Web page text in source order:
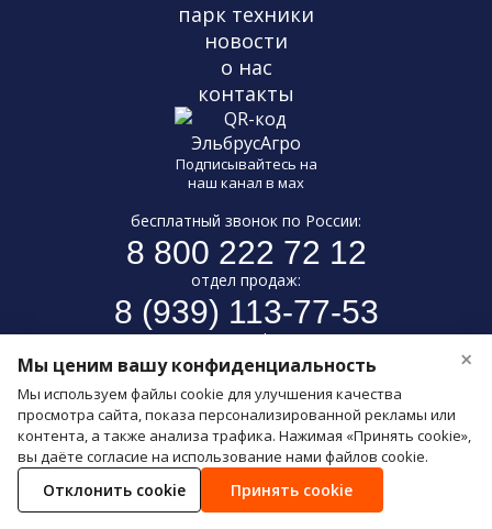
парк техники
новости
о нас
контакты
Подписывайтесь на
наш канал в мах
бесплатный звонок по России:
8 800 222 72 12
отдел продаж:
8 (939) 113-77-53
e-mail:
INFO@ELBRUSLTD.RU
Copyright © 2026
Политика конфиденциальности
×
Мы ценим вашу конфиденциальность
Мы используем файлы cookie для улучшения качества
просмотра сайта, показа персонализированной рекламы или
контента, а также анализа трафика. Нажимая «Принять cookie»,
вы даёте согласие на использование нами файлов cookie.
Отклонить cookie Принять cookie